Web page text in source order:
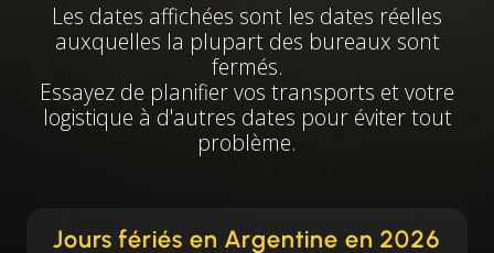
Les dates affichées sont les dates réelles
auxquelles la plupart des bureaux sont
fermés.
Essayez de planifier vos transports et votre
logistique à d'autres dates pour éviter tout
problème.
Jours fériés en Argentine en 2026